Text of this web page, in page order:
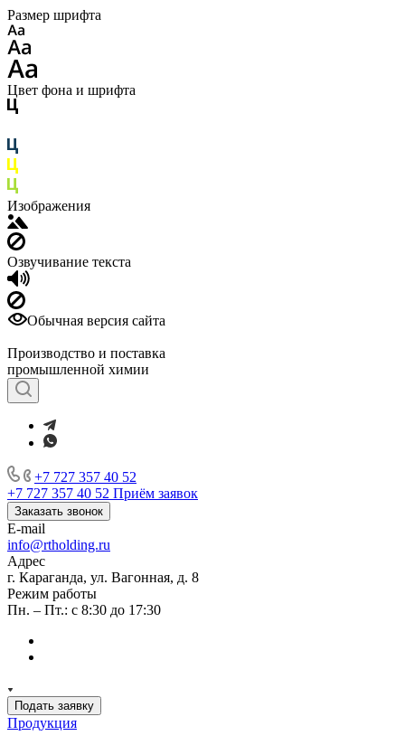
Размер шрифта
Цвет фона и шрифта
Изображения
Озвучивание текста
Обычная версия сайта
Производство и поставка
промышленной химии
+7 727 357 40 52
+7 727 357 40 52 Приём заявок
Заказать звонок
E-mail
info@rtholding.ru
Адрес
г. Караганда, ул. Вагонная, д. 8
Режим работы
Пн. – Пт.: с 8:30 до 17:30
Подать заявку
Продукция